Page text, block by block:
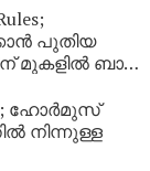
പുതിയ
മുകളിൽ ബാങ്ക്
ഹോർമുസ്
നിന്നുള്ള